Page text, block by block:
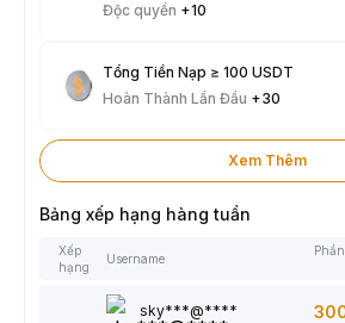
Độc quyền +10
Tổng Tiền Nạp ≥ 100 USDT
Hoàn Thành Lần Đầu +30
Xem Thêm
Bảng xếp hạng hàng tuần
Xếp
hạng
Username
sky***@****